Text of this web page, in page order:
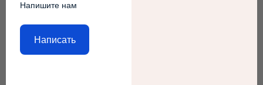
Напишите нам
Написать